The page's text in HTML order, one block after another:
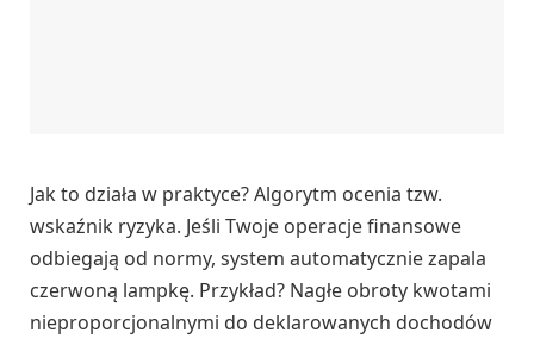
Jak to działa w praktyce? Algorytm ocenia tzw.
wskaźnik ryzyka. Jeśli Twoje operacje finansowe
odbiegają od normy, system automatycznie zapala
czerwoną lampkę. Przykład? Nagłe obroty kwotami
nieproporcjonalnymi do deklarowanych dochodów